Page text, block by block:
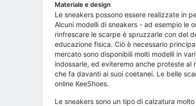
Materiale e design
Le sneakers possono essere realizzate in
Alcuni modelli di sneakers - ad esempio le
rinfrescare le scarpe è spruzzarle con del
educazione fisica. Ciò è necessario
mercato sono disponibili molti modelli in
indossarle, ed eviteremo anche proteste al
che fa davanti ai suoi coetanei. Le belle
online KeeShoes.
Le sneakers sono un tipo di calzatura